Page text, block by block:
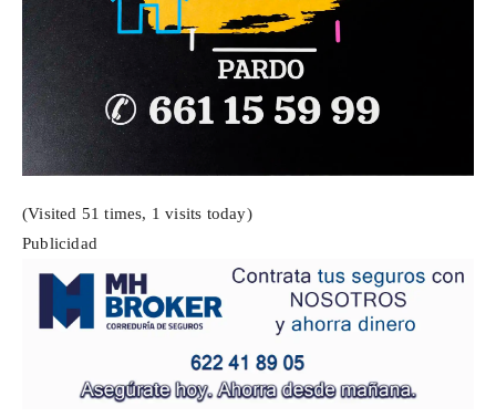
(Visited 51 times, 1 visits today)
Publicidad